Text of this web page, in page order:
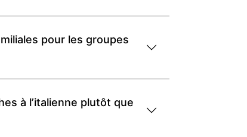
pour les groupes
à l’italienne plutôt que